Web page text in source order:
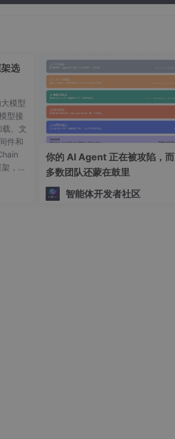
？
选
模型
型接
、文
件和
，并
你的 AI Agent 正在被攻陷，
多数团队还蒙在鼓里
智能体开发者社区